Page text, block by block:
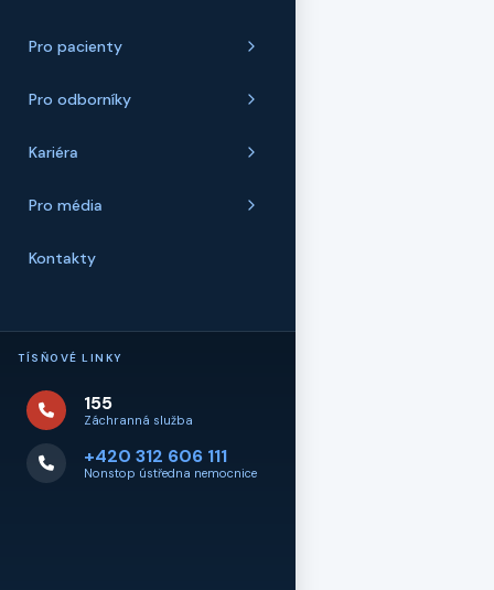
Pro pacienty
Pro odborníky
Kariéra
Pro média
Kontakty
TÍSŇOVÉ LINKY
155
Záchranná služba
+420 312 606 111
Nonstop ústředna nemocnice